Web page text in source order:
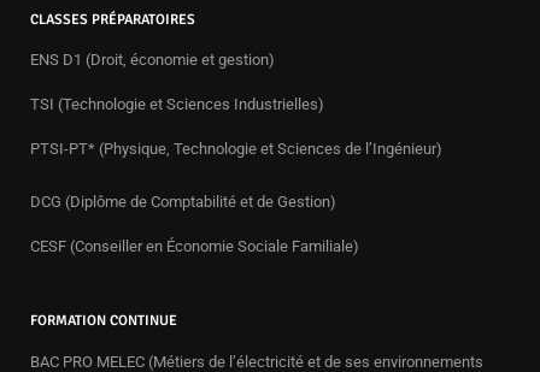
CLASSES PRÉPARATOIRES
ENS D1 (Droit, économie et gestion)
TSI (Technologie et Sciences Industrielles)
PTSI-PT* (Physique, Technologie et Sciences de l’Ingénieur)
DCG (Diplôme de Comptabilité et de Gestion)
CESF (Conseiller en Économie Sociale Familiale)
FORMATION CONTINUE
BAC PRO MELEC (Métiers de l’électricité et de ses environnements